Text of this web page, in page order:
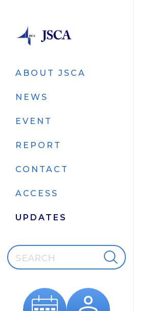
ABOUT JSCA
NEWS
EVENT
REPORT
CONTACT
ACCESS
UPDATES